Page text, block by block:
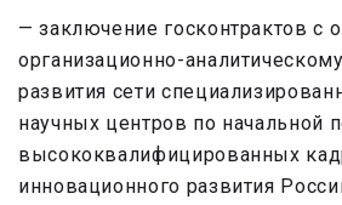
— заключение госконтрактов с
организационно-
развития сети
научных центров по начальной
высококвалифицированных
инновационного развития